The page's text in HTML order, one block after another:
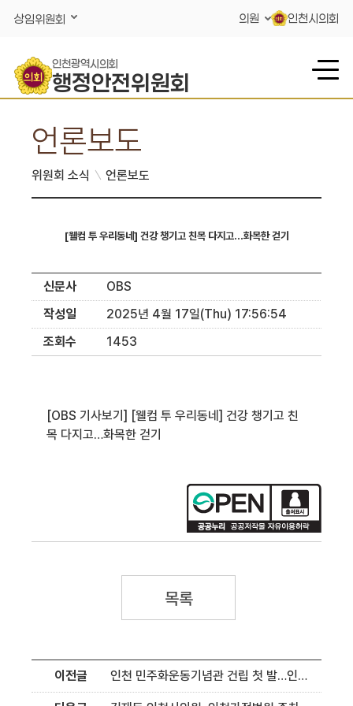
상임위원회 의원 인천시의회
인천광역시의회
행정안전위원회
언론보도
위원회 소식 언론보도
[웰컴 투 우리동네] 건강 챙기고 친목 다지고…화목한 걷기
신문사
OBS
작성일
2025년 4월 17일(Thu) 17:56:54
조회수
1453
[OBS 기사보기] [웰컴 투 우리동네] 건강 챙기고 친
목 다지고…화목한 걷기
목록
이전글 인천 민주화운동기념관 건립 첫 발…인천시 5월 타당성 용역 심의